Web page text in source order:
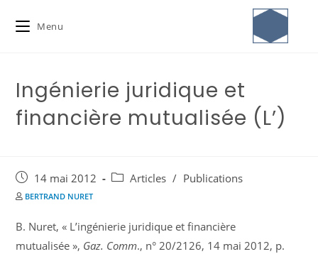
Menu
Ingénierie juridique et
financière mutualisée (L’)
14 mai 2012 Articles / Publications
BERTRAND NURET
B. Nuret, « L’ingénierie juridique et financière
mutualisée », Gaz. Comm., n° 20/2126, 14 mai 2012, p.